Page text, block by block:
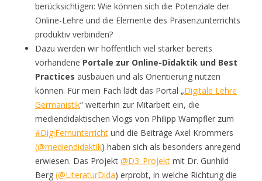
berücksichtigen: Wie können sich die Potenziale der
Online-Lehre und die Elemente des Präsenzunterrichts
produktiv verbinden?
Dazu werden wir hoffentlich viel stärker bereits
vorhandene Portale zur Online-Didaktik und Best
Practices ausbauen und als Orientierung nutzen
können. Für mein Fach lädt das Portal „Digitale Lehre
Germanistik“ weiterhin zur Mitarbeit ein, die
mediendidaktischen Vlogs von Philipp Wampfler zum
#DigiFernunterricht und die Beiträge Axel Krommers
(@mediendidaktik) haben sich als besonders anregend
erwiesen. Das Projekt @D3_Projekt mit Dr. Gunhild
Berg (@LiteraturDida) erprobt, in welche Richtung die